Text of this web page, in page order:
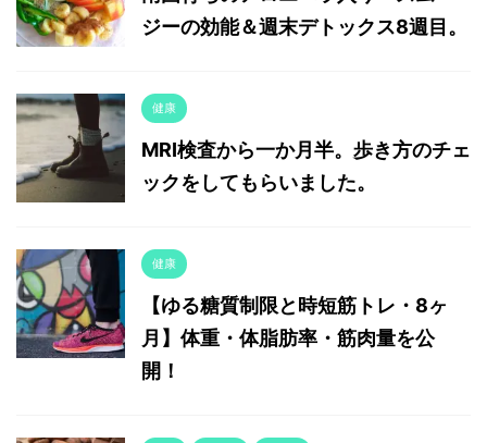
ジーの効能＆週末デトックス8週目。
健康
MRI検査から一か月半。歩き方のチェ
ックをしてもらいました。
健康
【ゆる糖質制限と時短筋トレ・8ヶ
月】体重・体脂肪率・筋肉量を公
開！